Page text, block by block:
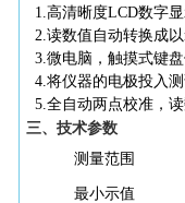
1.高清晰度LCD数字显
2.读数值自动转换成
3.微电脑，触摸式键盘
4.将仪器的电极投入
5.全自动两点校准，
三、技术参数
测量范围
最小示值